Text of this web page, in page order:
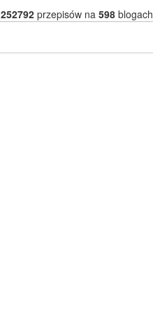
252792przepisów na 598